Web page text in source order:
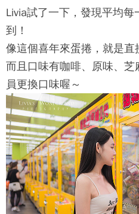
Livia試了一下，發現平均
到！
像這個喜年來蛋捲，就是直
而且口味有咖啡、原味、芝
員更換口味喔～